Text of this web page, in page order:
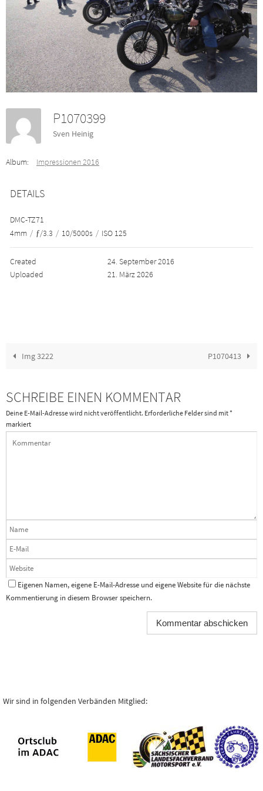
P1070399
Sven Heinig
Album: Impressionen 2016
DETAILS
DMC-TZ71
4mm / ƒ/3.3 / 10/5000s / ISO 125
Created
24. September 2016
Uploaded
21. März 2026
Img 3222 P1070413
SCHREIBE EINEN KOMMENTAR
Deine E-Mail-Adresse wird nicht veröffentlicht. Erforderliche Felder sind mit*
markiert
Eigenen Namen, eigene E-Mail-Adresse und eigene Website für die nächste
Kommentierung in diesem Browser speichern.
Wir sind in folgenden Verbänden Mitglied: